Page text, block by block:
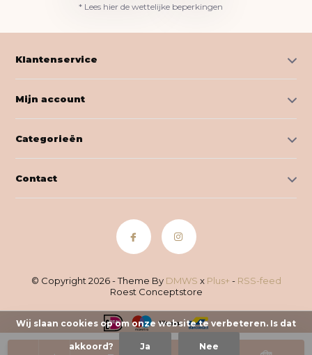
* Lees hier de wettelijke beperkingen
Klantenservice
Mijn account
Categorieën
Contact
© Copyright 2026 - Theme By DMWS x Plus+ - RSS-feed
Roest Conceptstore
Wij slaan cookies op om onze website te verbeteren. Is dat
akkoord? Ja Nee